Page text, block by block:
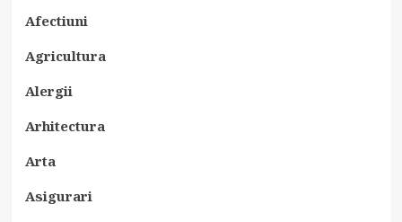
Afectiuni
Agricultura
Alergii
Arhitectura
Arta
Asigurari